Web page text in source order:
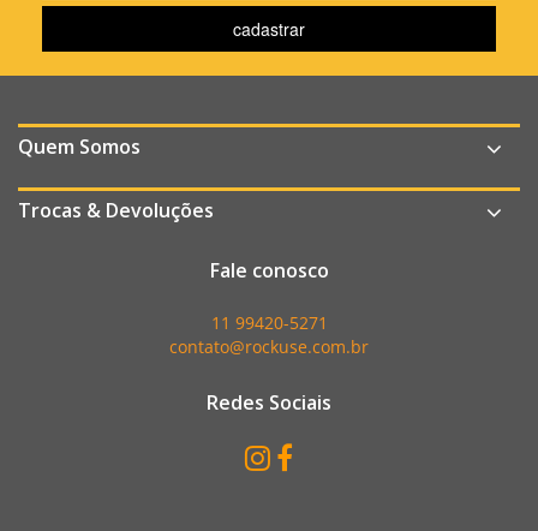
Quem Somos
Trocas & Devoluções
Fale conosco
11 99420-5271
contato@rockuse.com.br
Redes Sociais